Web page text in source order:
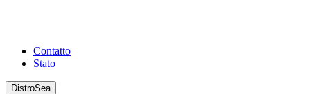
Contatto
Stato
DistroSea